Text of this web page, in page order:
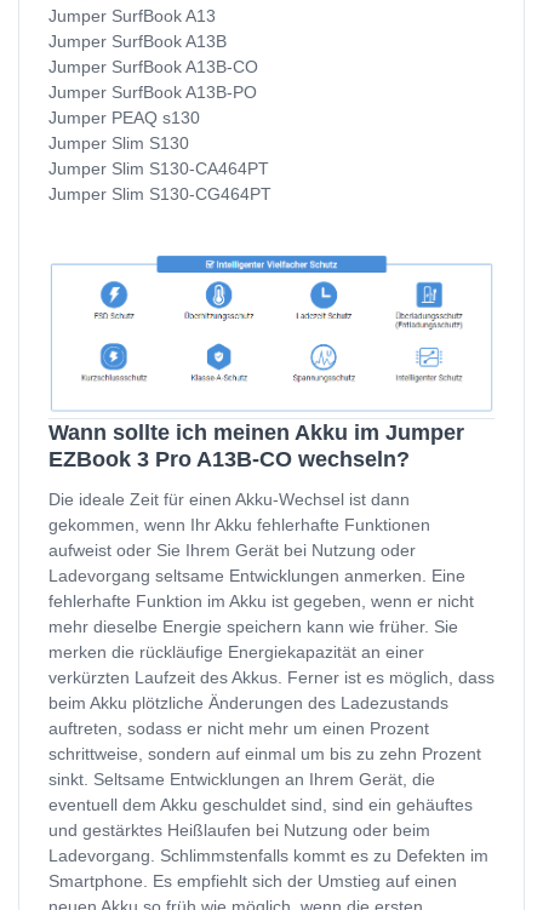
Jumper SurfBook A13
Jumper SurfBook A13B
Jumper SurfBook A13B-CO
Jumper SurfBook A13B-PO
Jumper PEAQ s130
Jumper Slim S130
Jumper Slim S130-CA464PT
Jumper Slim S130-CG464PT
Wann sollte ich meinen Akku im Jumper
EZBook 3 Pro A13B-CO wechseln?
Die ideale Zeit für einen Akku-Wechsel ist dann
gekommen, wenn Ihr Akku fehlerhafte Funktionen
aufweist oder Sie Ihrem Gerät bei Nutzung oder
Ladevorgang seltsame Entwicklungen anmerken. Eine
fehlerhafte Funktion im Akku ist gegeben, wenn er nicht
mehr dieselbe Energie speichern kann wie früher. Sie
merken die rückläufige Energiekapazität an einer
verkürzten Laufzeit des Akkus. Ferner ist es möglich, dass
beim Akku plötzliche Änderungen des Ladezustands
auftreten, sodass er nicht mehr um einen Prozent
schrittweise, sondern auf einmal um bis zu zehn Prozent
sinkt. Seltsame Entwicklungen an Ihrem Gerät, die
eventuell dem Akku geschuldet sind, sind ein gehäuftes
und gestärktes Heißlaufen bei Nutzung oder beim
Ladevorgang. Schlimmstenfalls kommt es zu Defekten im
Smartphone. Es empfiehlt sich der Umstieg auf einen
neuen Akku so früh wie möglich, wenn die ersten